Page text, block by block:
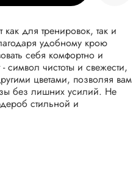
для тренировок, так и
удобному крою
себя комфортно и
символ чистоты и свежести,
цветами, позволяя вам
без лишних усилий. Не
стильной и